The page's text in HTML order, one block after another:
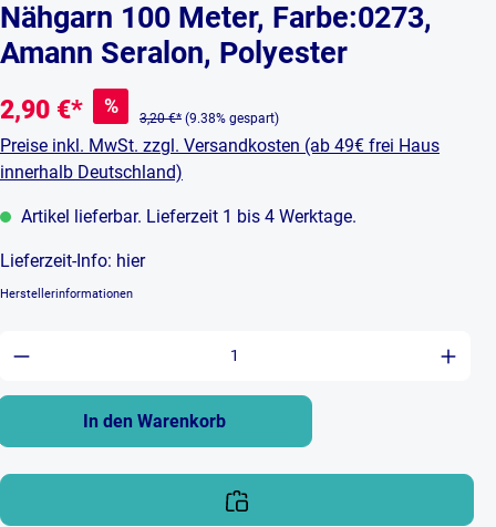
Nähgarn 100 Meter, Farbe:0273,
Amann Seralon, Polyester
2,90 €* %
3,20 €* (9.38% gespart)
Preise inkl. MwSt. zzgl. Versandkosten (ab 49€ frei Haus
innerhalb Deutschland)
Artikel lieferbar. Lieferzeit 1 bis 4 Werktage.
Lieferzeit-Info: hier
Herstellerinformationen
Anzahl: Gib den gewünschten Wert
In den Warenkorb